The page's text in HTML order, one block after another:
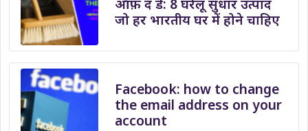
जो हर भारतीय घर में होने चाहिए
Facebook: how to change
the email address on your
account